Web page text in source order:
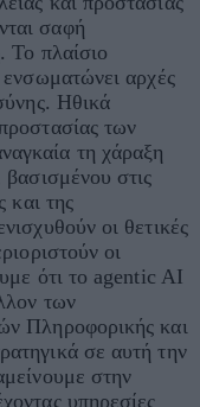
σαφή
Το πλαίσιο
αρχές
Ηθικά
των
τη χάραξη
βασισμένου στις
και της
οι θετικές
οι
ότι το agentic AI
των
Πληροφορικής και
σε αυτή την
στην
υπηρεσίες